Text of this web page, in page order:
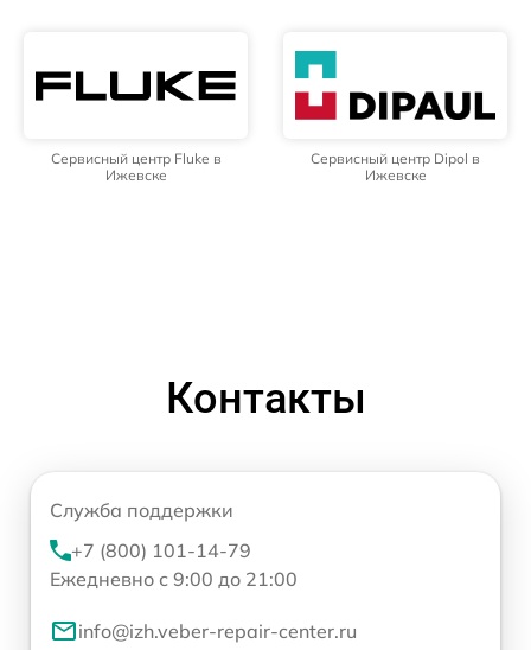
Сервисный центр Fluke в
Ижевске
Сервисный центр Dipol в
Ижевске
Контакты
Служба поддержки
+7 (800) 101-14-79
Ежедневно с 9:00 до 21:00
info@izh.veber-repair-center.ru